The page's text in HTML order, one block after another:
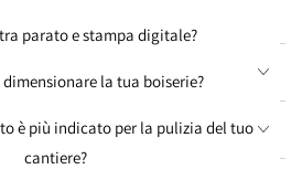
parato e stampa digitale?
la tua boiserie?
è più indicato per la pulizia del tuo
cantiere?